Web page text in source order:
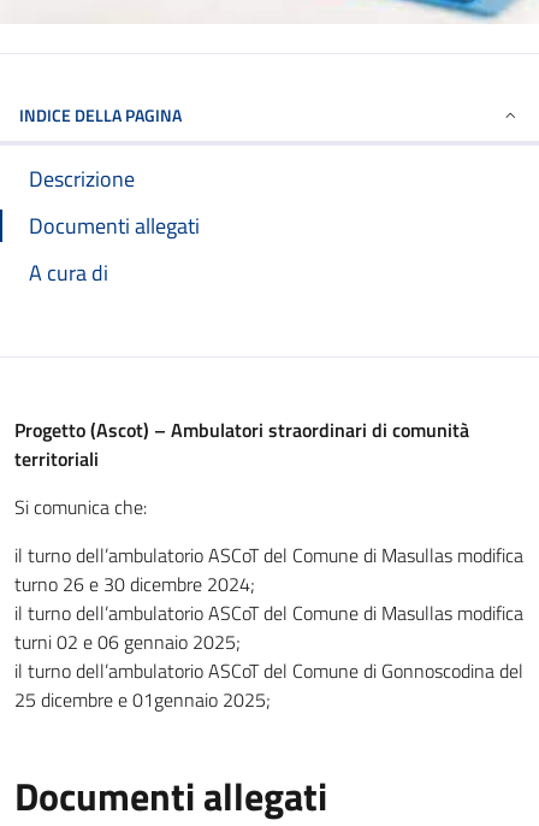
INDICE DELLA PAGINA
Descrizione
Documenti allegati
A cura di
Progetto (Ascot) – Ambulatori straordinari di comunità
territoriali
Si comunica che:
il turno dell’ambulatorio ASCoT del Comune di Masullas modifica
turno 26 e 30 dicembre 2024;
il turno dell’ambulatorio ASCoT del Comune di Masullas modifica
turni 02 e 06 gennaio 2025;
il turno dell’ambulatorio ASCoT del Comune di Gonnoscodina del
25 dicembre e 01gennaio 2025;
Documenti allegati